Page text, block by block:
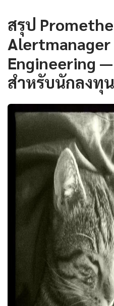
สรุป
Engineering
สำหรับนักลงทุน